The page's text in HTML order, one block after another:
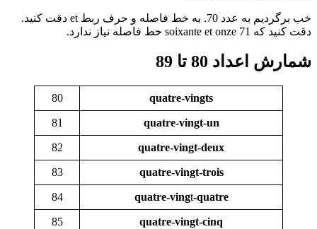
خب برگردیم به عدد 70. به خط فاصله و حرف ربط et دقت کنید.
دقت کنید که 71 soixante et onze خط فاصله نیاز ندارد.
شمارش اعداد 80 تا 89
quatre-vingts
80
quatre-vingt-un
81
quatre-vingt-deux
82
quatre-vingt-trois
83
quatre-vingt-quatre
84
quatre-vingt-cinq
85